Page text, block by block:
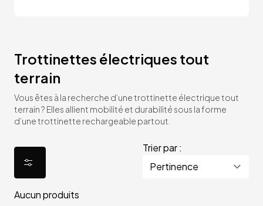
Trottinettes électriques tout
terrain
Vous êtes à la recherche d’une trottinette électrique tout
terrain ? Elles allient mobilité et durabilité sous la forme
d’une trottinette rechargeable partout.
Trier par :
Aucun produits